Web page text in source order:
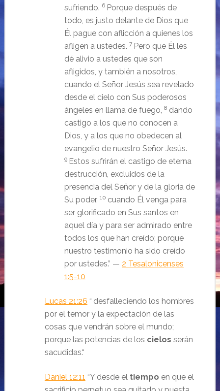
sufriendo. 6 Porque después de
todo, es justo delante de Dios que
Él pague con aflicción a quienes los
afligen a ustedes. 7 Pero que Él les
dé alivio a ustedes que son
afligidos, y también a nosotros,
cuando el Señor Jesús sea revelado
desde el cielo con Sus poderosos
ángeles en llama de fuego, 8 dando
castigo a los que no conocen a
Dios, y a los que no obedecen al
evangelio de nuestro Señor Jesús.
9 Estos sufrirán el castigo de eterna
destrucción, excluidos de la
presencia del Señor y de la gloria de
Su poder, 10 cuando Él venga para
ser glorificado en Sus santos en
aquel día y para ser admirado entre
todos los que han creído; porque
nuestro testimonio ha sido creído
por ustedes.” — 2 Tesalonicenses
1:5-10
Lucas 21:26 “ desfalleciendo los hombres
por el temor y la expectación de las
cosas que vendrán sobre el mundo;
porque las potencias de los cielos serán
sacudidas.“
Daniel 12:11 “Y desde el tiempo en que el